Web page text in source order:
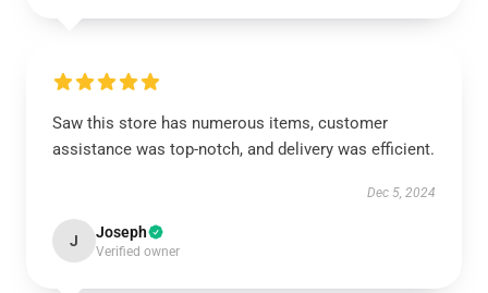
Saw this store has numerous items, customer
assistance was top-notch, and delivery was efficient.
Dec 5, 2024
J Joseph
Verified owner